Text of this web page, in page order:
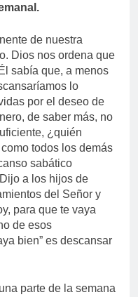
de nuestra
Dios nos ordena que
sabía que, a menos
lo
por el deseo de
de saber más, no
¿quién
todos los demás
sabático
a los hijos de
del Señor y
para que te vaya
de esos
bien” es descansar
parte de la semana